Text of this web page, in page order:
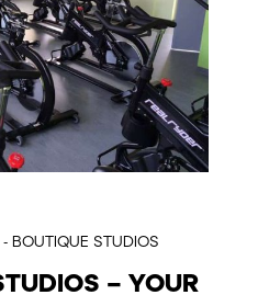
BOUTIQUE STUDIOS
– YOUR